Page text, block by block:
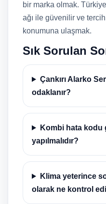
bir marka olmak.
ağı ile güvenilir ve
konumuna ulaşmak.
Sık Sorulan
Çankırı Alarko
odaklanır?
Kombi hata
yapılmalıdır?
Klima yeterince
olarak ne kontrol